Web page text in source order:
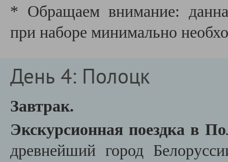
* Обращаем внимание:
при наборе минимально
День 4: Полоцк
Завтрак.
Экскурсионная поездка в
древнейший город